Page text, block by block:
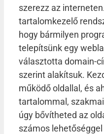
szerezz az
tartalomkezelő
hogy bármilyen
telepítsünk egy
választotta domain-
szerint alakítsuk.
működő oldallal, és
tartalommal,
úgy bővítheted az
számos